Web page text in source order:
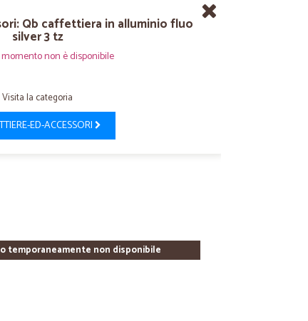
Qb caffettiera in alluminio fluo
silver 3 tz
non è disponibile
Visita la categoria
ED-ACCESSORI
temporaneamente non disponibile